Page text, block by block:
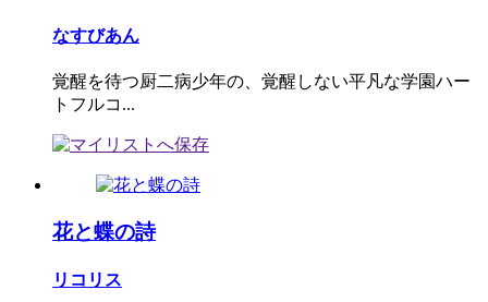
なすびあん
覚醒を待つ厨二病少年の、覚醒しない平凡な学園ハー
トフルコ...
花と蝶の詩
リコリス